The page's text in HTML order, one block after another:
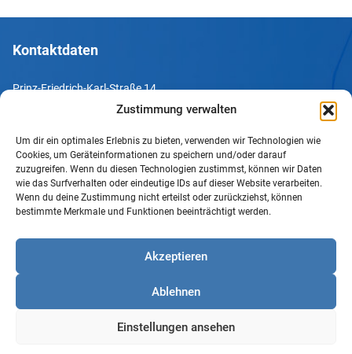
Zustimmung verwalten
Um dir ein optimales Erlebnis zu bieten, verwenden wir Technologien wie
Cookies, um Geräteinformationen zu speichern und/oder darauf
zuzugreifen. Wenn du diesen Technologien zustimmst, können wir Daten
wie das Surfverhalten oder eindeutige IDs auf dieser Website verarbeiten.
Wenn du deine Zustimmung nicht erteilst oder zurückziehst, können
bestimmte Merkmale und Funktionen beeinträchtigt werden.
Akzeptieren
Ablehnen
Einstellungen ansehen
Kontaktdaten
Prinz-Friedrich-Karl-Straße 14
Tel. +49 231 952052-10
Fax +49 231 952052-60
e-Mail info@uv-do.de
Internet www.uv-do.de
Impressum